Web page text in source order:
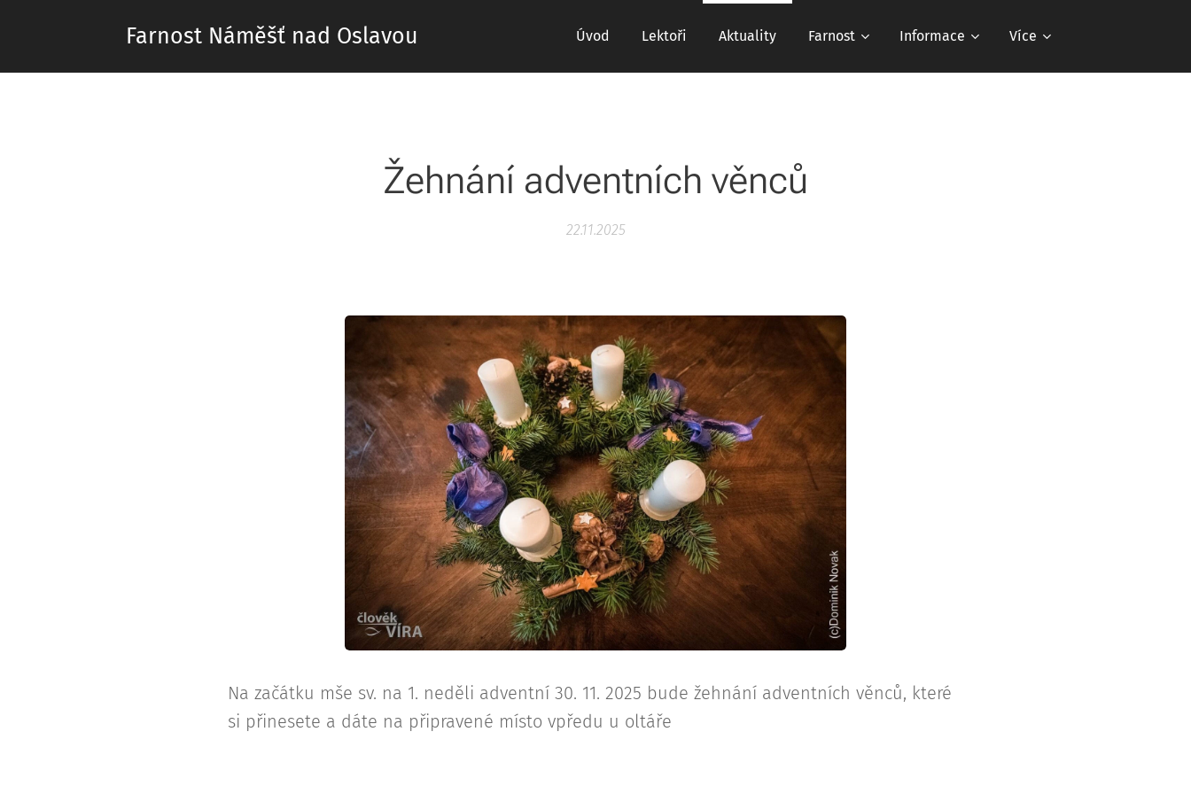
Farnost Náměšť nad Oslavou Úvod Lektoři Aktuality Farnost Informace Více
Žehnání adventních věnců
22.11.2025
Na začátku mše sv. na 1. neděli adventní 30. 11. 2025 bude žehnání adventních věnců, které
si přinesete a dáte na připravené místo vpředu u oltáře